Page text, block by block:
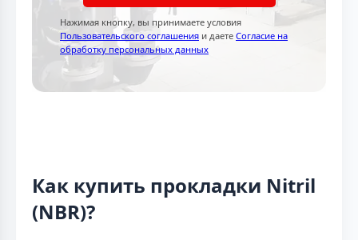
Нажимая кнопку, вы принимаете условия
Пользовательского соглашения и даете Согласие на
обработку персональных данных
Как купить прокладки Nitril
(NBR)?